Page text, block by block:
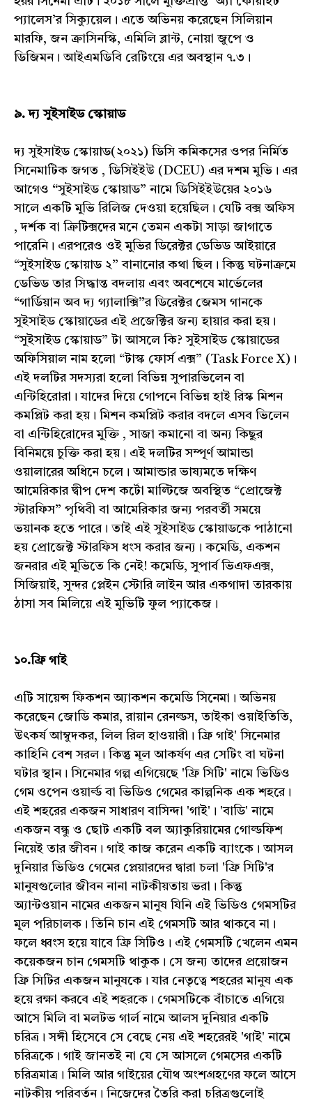
প্যালেস’র সিক্যুয়েল। এতে অভিনয় করেছেন সিলিয়ান
মারফি, জন ক্রাসিনস্কি, এমিলি ব্লান্ট, নোয়া জুপে ও
ডিজিমন। আইএমডিবি রেটিংয়ে এর অবস্থান ৭.৩।
৯. দ্য সুইসাইড স্কোয়াড
দ্য সুইসাইড স্কোয়াড(২০২১) ডিসি কমিকসের ওপর নির্মিত
সিনেমাটিক জগত , ডিসিইইউ (DCEU) এর দশম মুভি। এর
আগেও “সুইসাইড স্কোয়াড” নামে ডিসিইইউয়ের ২০১৬
সালে একটি মুভি রিলিজ দেওয়া হয়েছিল। যেটি বক্স অফিস
, দর্শক বা ক্রিটিক্সদের মনে তেমন একটা সাড়া জাগাতে
পারেনি। এরপরেও ওই মুভির ডিরেক্টর ডেভিড আইয়ারে
“সুইসাইড স্কোয়াড ২” বানানোর কথা ছিল। কিন্তু ঘটনাক্রমে
ডেভিড তার সিদ্ধান্ত বদলায় এবং অবশেষে মার্ভেলের
“গার্ডিয়ান অব দ্য গ্যালাক্সি”র ডিরেক্টর জেমস গানকে
সুইসাইড স্কোয়াডের এই প্রজেক্টির জন্য হায়ার করা হয়।
“সুইসাইড স্কোয়াড” টা আসলে কি? সুইসাইড স্কোয়াডের
অফিসিয়াল নাম হলো “টাস্ক ফোর্স এক্স” (Task Force X)।
এই দলটির সদস্যরা হলো বিভিন্ন সুপারভিলেন বা
এন্টিহিরোরা। যাদের দিয়ে গোপনে বিভিন্ন হাই রিস্ক মিশন
কমপ্লিট করা হয়। মিশন কমপ্লিট করার বদলে এসব ভিলেন
বা এন্টিহিরোদের মুক্তি , সাজা কমানো বা অন্য কিছুর
বিনিময়ে চুক্তি করা হয়। এই দলটির সম্পূর্ণ আমান্ডা
ওয়ালারের অধিনে চলে। আমান্ডার ভাষ্যমতে দক্ষিণ
আমেরিকার দ্বীপ দেশ কর্টো মাল্টিজে অবস্থিত “প্রোজেক্ট
স্টারফিস” পৃথিবী বা আমেরিকার জন্য পরবর্তী সময়ে
ভয়ানক হতে পারে। তাই এই সুইসাইড স্কোয়াডকে পাঠানো
হয় প্রোজেক্ট স্টারফিস ধংস করার জন্য। কমেডি, একশন
জনরার এই মুভিতে কি নেই! কমেডি, সুপার্ব ভিএফএক্স,
সিজিয়াই, সুন্দর প্লেইন স্টোরি লাইন আর একগাদা তারকায়
ঠাসা সব মিলিয়ে এই মুভিটি ফুল প্যাকেজ।
১০.ফ্রি গাই
এটি সায়েন্স ফিকশন অ্যাকশন কমেডি সিনেমা। অভিনয়
করেছেন জোডি কমার, রায়ান রেনল্ডস, তাইকা ওয়াইতিতি,
উৎকর্ষ আম্বুদকর, লিল রিল হাওয়ারী। ফ্রি গাই' সিনেমার
কাহিনি বেশ সরল। কিন্তু মূল আকর্ষণ এর সেটিং বা ঘটনা
ঘটার স্থান। সিনেমার গল্প এগিয়েছে 'ফ্রি সিটি' নামে ভিডিও
গেম ওপেন ওয়ার্ল্ড বা ভিডিও গেমের কাল্পনিক এক শহরে।
এই শহরের একজন সাধারণ বাসিন্দা 'গাই'। 'বাডি' নামে
একজন বন্ধু ও ছোট একটি বল অ্যাকুরিয়ামের গোল্ডফিশ
নিয়েই তার জীবন। গাই কাজ করেন একটি ব্যাংকে। আসল
দুনিয়ার ভিডিও গেমের প্লেয়ারদের দ্বারা চলা 'ফ্রি সিটি'র
মানুষগুলোর জীবন নানা নাটকীয়তায় ভরা। কিন্তু
অ্যান্টওয়ান নামের একজন মানুষ যিনি এই ভিডিও গেমসটির
মূল পরিচালক। তিনি চান এই গেমসটি আর থাকবে না।
ফলে ধ্বংস হয়ে যাবে ফ্রি সিটিও। এই গেমসটি খেলেন এমন
কয়েকজন চান গেমসটি থাকুক। সে জন্য তাদের প্রয়োজন
ফ্রি সিটির একজন মানুষকে। যার নেতৃত্বে শহরের মানুষ এক
হয়ে রক্ষা করবে এই শহরকে। গেমসটিকে বাঁচাতে এগিয়ে
আসে মিলি বা মলটভ গার্ল নামে আলস দুনিয়ার একটি
চরিত্র। সঙ্গী হিসেবে সে বেছে নেয় এই শহরেরই 'গাই' নামে
চরিত্রকে। গাই জানতই না যে সে আসলে গেমসের একটি
চরিত্রমাত্র। মিলি আর গাইয়ের যৌথ অংশগ্রহণের ফলে আসে
নাটকীয় পরিবর্তন। নিজেদের তৈরি করা চরিত্রগুলোই